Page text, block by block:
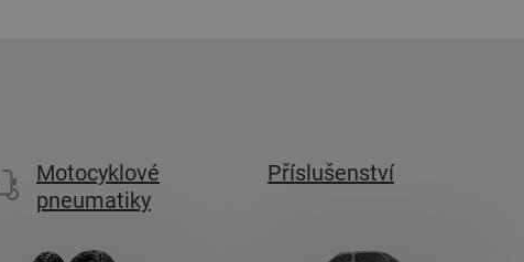
Motocyklové
pneumatiky
Příslušenství